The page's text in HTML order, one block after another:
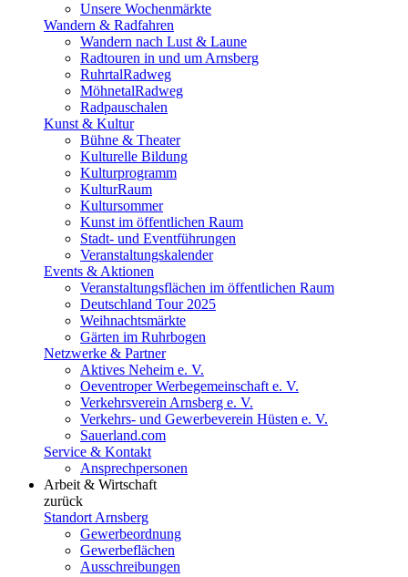
Unsere Wochenmärkte
Wandern & Radfahren
Wandern nach Lust & Laune
Radtouren in und um Arnsberg
RuhrtalRadweg
MöhnetalRadweg
Radpauschalen
Kunst & Kultur
Bühne & Theater
Kulturelle Bildung
Kulturprogramm
KulturRaum
Kultursommer
Kunst im öffentlichen Raum
Stadt- und Eventführungen
Veranstaltungskalender
Events & Aktionen
Veranstaltungsflächen im öffentlichen Raum
Deutschland Tour 2025
Weihnachtsmärkte
Gärten im Ruhrbogen
Netzwerke & Partner
Aktives Neheim e. V.
Oeventroper Werbegemeinschaft e. V.
Verkehrsverein Arnsberg e. V.
Verkehrs- und Gewerbeverein Hüsten e. V.
Sauerland.com
Service & Kontakt
Ansprechpersonen
Arbeit & Wirtschaft
zurück
Standort Arnsberg
Gewerbeordnung
Gewerbeflächen
Ausschreibungen